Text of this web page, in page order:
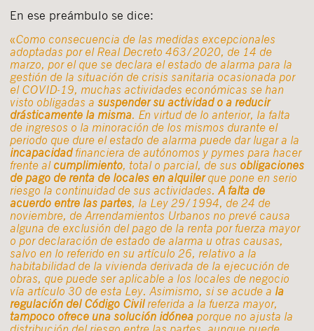
En ese preámbulo se dice:
«Como consecuencia de las medidas excepcionales
adoptadas por el Real Decreto 463/2020, de 14 de
marzo, por el que se declara el estado de alarma para la
gestión de la situación de crisis sanitaria ocasionada por
el COVID-19, muchas actividades económicas se han
visto obligadas a suspender su actividad o a reducir
drásticamente la misma. En virtud de lo anterior, la falta
de ingresos o la minoración de los mismos durante el
periodo que dure el estado de alarma puede dar lugar a la
incapacidadfinanciera de autónomos y pymes para hacer
frente alcumplimiento, total o parcial, de sus obligaciones
de pago de renta de locales en alquilerque pone en serio
riesgo la continuidad de sus actividades. A falta de
acuerdo entre las partes, la Ley 29/1994, de 24 de
noviembre, de Arrendamientos Urbanos no prevé causa
alguna de exclusión del pago de la renta por fuerza mayor
o por declaración de estado de alarma u otras causas,
salvo en lo referido en su artículo 26, relativo a la
habitabilidad de la vivienda derivada de la ejecución de
obras, que puede ser aplicable a los locales de negocio
vía artículo 30 de esta Ley. Asimismo, si se acude a la
regulación del Código Civilreferida a la fuerza mayor,
tampoco ofrece una solución idóneaporque no ajusta la